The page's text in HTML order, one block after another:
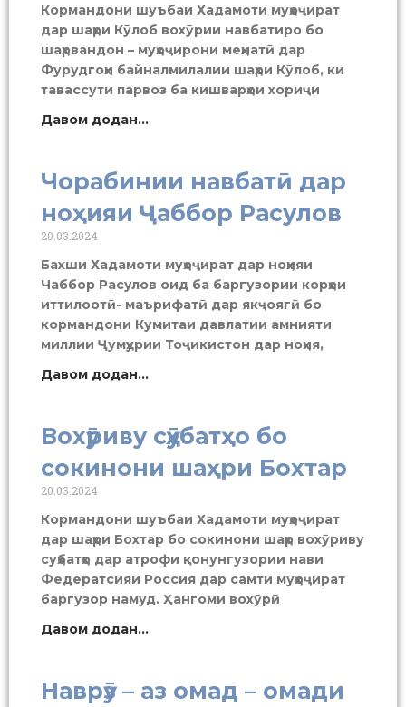
Кормандони шуъбаи Хадамоти муҳоҷират
дар шаҳри Кӯлоб вохӯрии навбатиро бо
шаҳрвандон – муҳоҷирони меҳнатӣ дар
Фурудгоҳи байналмилалии шаҳри Кӯлоб, ки
тавассути парвоз ба кишварҳои хориҷи
Давом додан...
Чорабинии навбатӣ дар
ноҳияи Ҷаббор Расулов
20.03.2024
Бахши Хадамоти муҳоҷират дар ноҳияи
Чаббор Расулов оид ба баргузории корҳои
иттилоотӣ- маърифатӣ дар якҷоягӣ бо
кормандони Кумитаи давлатии амнияти
миллии Ҷумҳурии Тоҷикистон дар ноҳия,
Давом додан...
Вохӯриву сӯҳбатҳо бо
сокинони шаҳри Бохтар
20.03.2024
Кормандони шуъбаи Хадамоти муҳоҷират
дар шаҳри Бохтар бо сокинони шаҳр вохӯриву
суҳбатҳо дар атрофи қонунгузории нави
Федератсияи Россия дар самти муҳоҷират
баргузор намуд. Ҳангоми вохӯрӣ
Давом додан...
Наврӯз – аз омад – омади